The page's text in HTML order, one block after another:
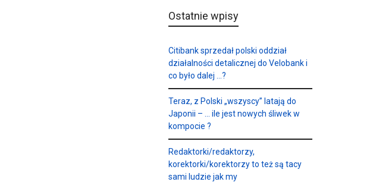
Ostatnie wpisy
Citibank sprzedał polski oddział
działalności detalicznej do Velobank i
co było dalej …?
Teraz, z Polski „wszyscy” latają do
Japonii – … ile jest nowych śliwek w
kompocie ?
Redaktorki/redaktorzy,
korektorki/korektorzy to też są tacy
sami ludzie jak my